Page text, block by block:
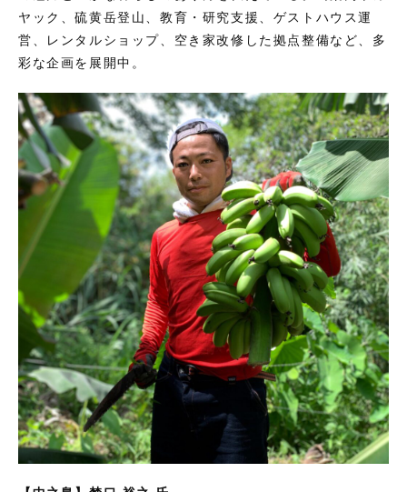
ヤック、硫黄岳登山、教育・研究支援、ゲストハウス運
営、レンタルショップ、空き家改修した拠点整備など、多
彩な企画を展開中。